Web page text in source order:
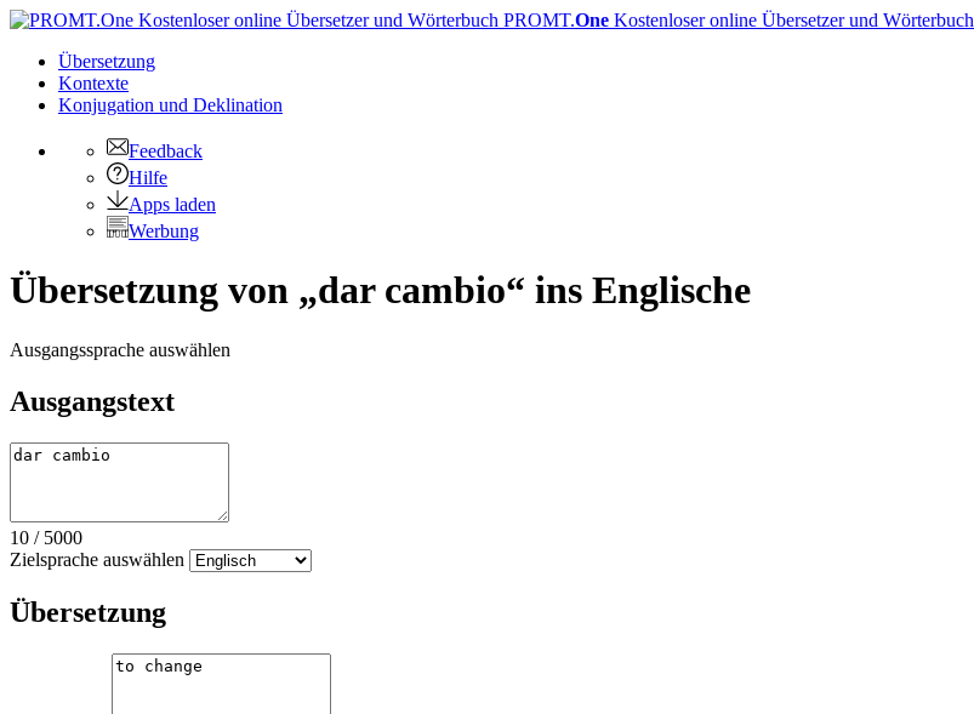
PROMT.One Kostenloser online Übersetzer und Wörterbuch
Übersetzung
Kontexte
Konjugation und Deklination
Feedback
Hilfe
Apps laden
Werbung
Übersetzung von „dar cambio“ ins Englische
Ausgangssprache auswählen
Ausgangstext
10 / 5000
Zielsprache auswählen
Übersetzung